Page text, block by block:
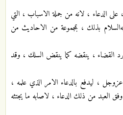
الدعاء ، لانه من جملة الاسباب ، التي
بذلك ، بمجموعة من الاحاديث من
القضاء ، ينقضه كما ينقض السلك ، وقد
، ليدفع بالدعاء الامر الذي علمه ،
العبد من ذلك الدعاء ، لاصابه ما يجتثه